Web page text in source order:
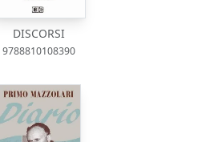
DISCORSI
9788810108390